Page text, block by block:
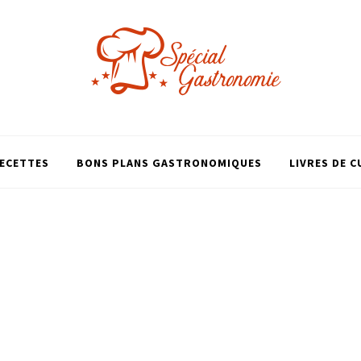
BONS PLANS GASTRONOMIQUES LIVRES DE